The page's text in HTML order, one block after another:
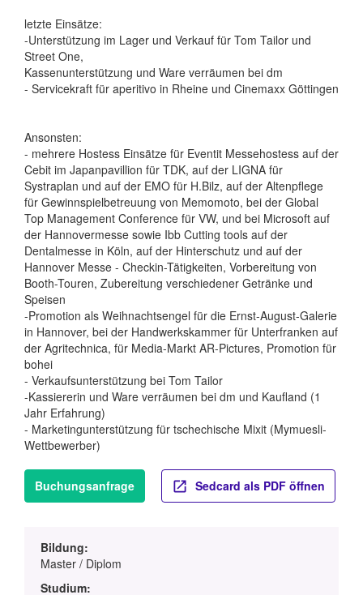
letzte Einsätze:
-Unterstützung im Lager und Verkauf für Tom Tailor und
Street One,
Kassenunterstützung und Ware verräumen bei dm
- Servicekraft für aperitivo in Rheine und Cinemaxx Göttingen
Ansonsten:
- mehrere Hostess Einsätze für Eventit Messehostess auf der
Cebit im Japanpavillion für TDK, auf der LIGNA für
Systraplan und auf der EMO für H.Bilz, auf der Altenpflege
für Gewinnspielbetreuung von Memomoto, bei der Global
Top Management Conference für VW, und bei Microsoft auf
der Hannovermesse sowie Ibb Cutting tools auf der
Dentalmesse in Köln, auf der Hinterschutz und auf der
Hannover Messe - Checkin-Tätigkeiten, Vorbereitung von
Booth-Touren, Zubereitung verschiedener Getränke und
Speisen
-Promotion als Weihnachtsengel für die Ernst-August-Galerie
in Hannover, bei der Handwerkskammer für Unterfranken auf
der Agritechnica, für Media-Markt AR-Pictures, Promotion für
bohei
- Verkaufsunterstützung bei Tom Tailor
-Kassiererin und Ware verräumen bei dm und Kaufland (1
Jahr Erfahrung)
- Marketingunterstützung für tschechische Mixit (Mymuesli-
Wettbewerber)
Buchungsanfrage Sedcard als PDF öffnen
Bildung:
Master / Diplom
Studium: